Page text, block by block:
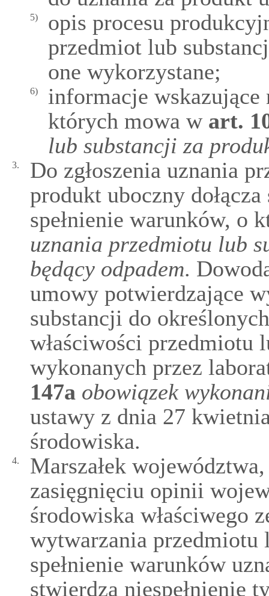
5)
opis procesu
przedmiot lub
one wykorzystane;
6)
informacje wskazujące
których mowa wart.
lub substancji za
3.
Do zgłoszenia uznania
produkt uboczny
spełnienie warunków, o
uznania przedmiotu lub
będący odpadem.
umowy potwierdzające
substancji do
właściwości przedmiotu
wykonanych przez
147a obowiązek
ustawy z dnia 27
środowiska.
4.
Marszałek
zasięgnięciu opinii
środowiska właściwego
wytwarzania przedmiotu
spełnienie warunków
stwierdza niespełnienie